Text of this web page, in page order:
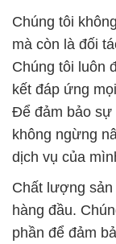
Chúng tôi
mà còn là đối
Chúng tôi luôn
kết đáp ứng
Để đảm bảo sự
không ngừng
dịch vụ của
Chất lượng
hàng đầu.
phần để đảm